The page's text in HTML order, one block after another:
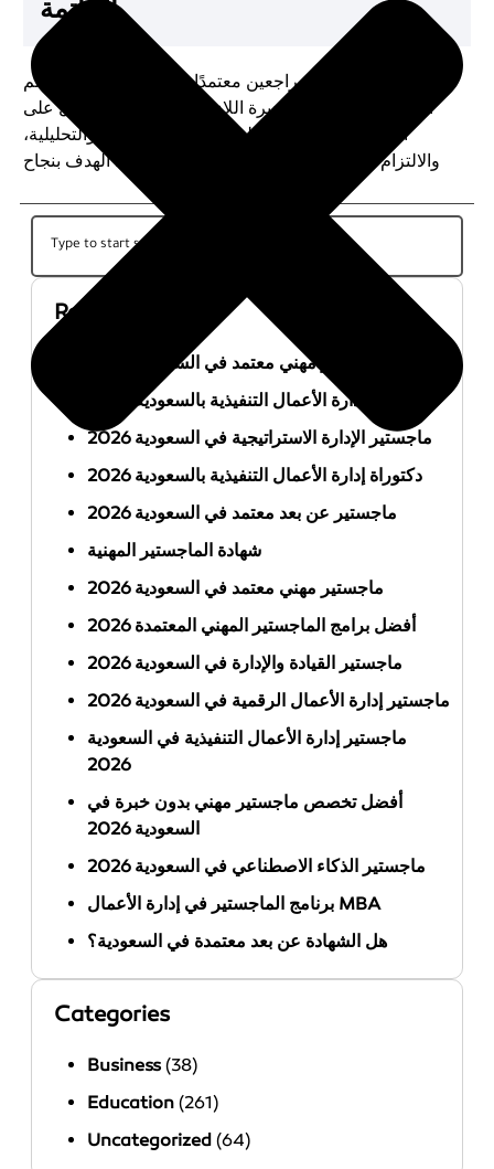
الخاتمة
أن تصبح كبير مراجعين معتمدًا يتطلب التخطيط، التعلم
المستمر، واكتساب الخبرة اللازمة. من خلال الحصول على
المؤهلات المطلوبة، تطوير المهارات القيادية والتحليلية،
والالتزام بأفضل الممارسات، يمكنك تحقيق هذا الهدف بنجاح
Recent Posts
أفضل ماجستير مهني معتمد في السعودية 2026
ماجستير إدارة الأعمال التنفيذية بالسعودية 2026
ماجستير الإدارة الاستراتيجية في السعودية 2026
دكتوراة إدارة الأعمال التنفيذية بالسعودية 2026
ماجستير عن بعد معتمد في السعودية 2026
شهادة الماجستير المهنية
ماجستير مهني معتمد في السعودية 2026
أفضل برامج الماجستير المهني المعتمدة 2026
ماجستير القيادة والإدارة في السعودية 2026
ماجستير إدارة الأعمال الرقمية في السعودية 2026
ماجستير إدارة الأعمال التنفيذية في السعودية
2026
أفضل تخصص ماجستير مهني بدون خبرة في
السعودية 2026
ماجستير الذكاء الاصطناعي في السعودية 2026
برنامج الماجستير في إدارة الأعمال MBA
هل الشهادة عن بعد معتمدة في السعودية؟
Categories
Business (38)
Education (261)
Uncategorized (64)